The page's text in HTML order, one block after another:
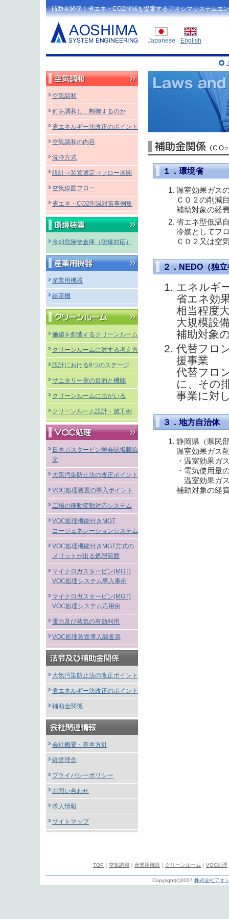
補助金関係｜省エネ・CO2削減を提案するアオシマシステムエ
Japanese English
１．環境省
温室効果ガス
ＣＯ２の削減
補助対象の経
省エネ型低温
冷媒としてフ
ＣＯ２又は空
２．NEDO（独
エネルギ
省エネ効
相当程度
大規模設
補助対象
代替フロ
援事業
代替フロ
に、その
事業に対
３．地方自治体
静岡県（県
温室効果ガス
・温室効果ガ
・電気使用量
温室効果ガ
補助対象の経
空気調和
何を調和し、制御するのか
省エネルギー法改正のポイント
空気調和の内容
洗浄方式
設計⇒装置選定⇒フロー展開
空気線図フロー
省エネ・CO2削減対策事例集
冷却危険物倉庫（防爆対応）
産業用機器
給茶機
価値を創造するクリーンルーム
クリーンルームに対する考え方
設計における6つのステージ
サニタリー室の目的と機能
クリーンルームに虫がいる
クリーンルーム設計・施工例
日本ガスタービン学会誌掲載論
文
大気汚染防止法の改正ポイント
VOC処理装置の導入ポイント
工場の稼動変動対応システム
VOC処理機能付きMGT
コージェネレーションシステム
VOC処理機能付きMGT方式の
メリットが出る処理範囲
マイクロガスタービン(MGT)
VOC処理システム導入事例
マイクロガスタービン(MGT)
VOC処理システム応用例
電力及び蒸気の有効利用
VOC処理装置導入調査票
大気汚染防止法の改正ポイント
省エネルギー法改正のポイント
補助金関係
会社概要・基本方針
経営理念
プライバシーポリシー
お問い合わせ
求人情報
サイトマップ
TOP ｜ 空気調和 ｜ 産業用機器 ｜ クリーンルーム ｜ VOC処理
Copyright(c)2007 株式会社アオ